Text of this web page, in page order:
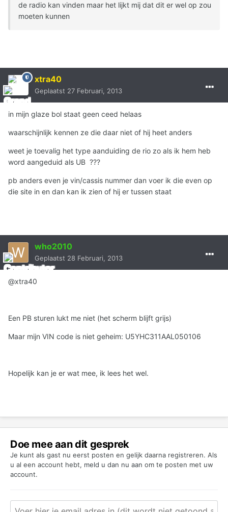
de radio kan vinden maar het lijkt mij dat dit er wel op zou
moeten kunnen
xtra40
Geplaatst 27 Februari, 2013
in mijn glaze bol staat geen ceed helaas
waarschijnlijk kennen ze die daar niet of hij heet anders
weet je toevalig het type aanduiding de rio zo als ik hem heb
word aangeduid als UB ???
pb anders even je vin/cassis nummer dan voer ik die even op
die site in en dan kan ik zien of hij er tussen staat
who2010
Geplaatst 28 Februari, 2013
@xtra40
Een PB sturen lukt me niet (het scherm blijft grijs)
Maar mijn VIN code is niet geheim: U5YHC311AAL050106
Hopelijk kan je er wat mee, ik lees het wel.
Doe mee aan dit gesprek
Je kunt als gast nu eerst posten en gelijk daarna registreren. Als
u al een account hebt, meld u dan nu aan om te posten met uw
account.